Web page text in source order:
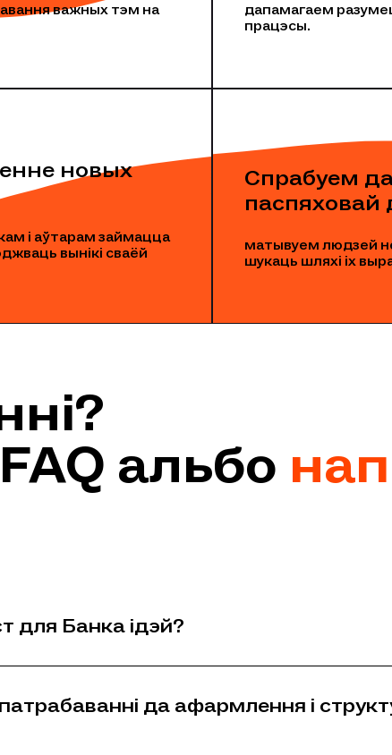
важных тэм на
дапамагаем
працэсы.
новых
і аўтарам займацца
вынікі сваёй
Спрабуем
паспяховай
матывуем людзей
шукаць шляхі іх
альбо
для Банка ідэй?
да афармлення і